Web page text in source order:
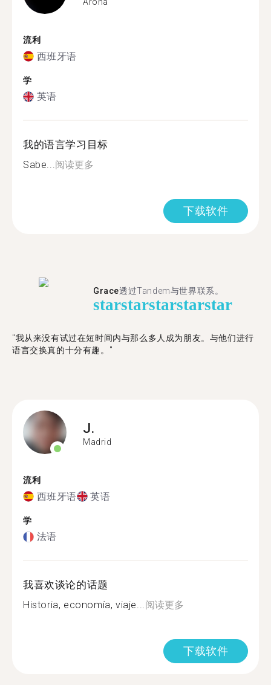
流利
西班牙语
学
英语
我的语言学习目标
Sabe...阅读更多
下载软件
Grace透过Tandem与世界联系。
starstarstarstarstar
"我从来没有试过在短时间内与那么多人成为朋友。与他们进行
语言交换真的十分有趣。"
J.
Madrid
流利
西班牙语 英语
学
法语
我喜欢谈论的话题
Historia, economía, viaje...阅读更多
下载软件